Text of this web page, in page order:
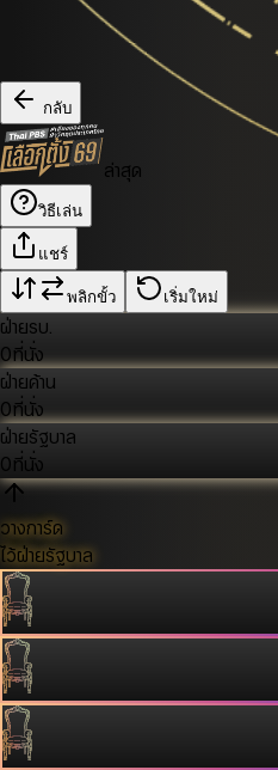
กลับ
ล่าสุด
วิธีเล่น
แชร์
พลิกขั้ว เริ่มใหม่
ฝ่ายรบ.
0ที่นั่ง
ฝ่ายค้าน
0ที่นั่ง
ฝ่ายรัฐบาล
0ที่นั่ง
วางการ์ด
ไว้ฝ่ายรัฐบาล